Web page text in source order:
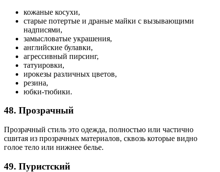
кожаные косухи,
старые потертые и драные майки с вызывающими
надписями,
замысловатые украшения,
английские булавки,
агрессивный пирсинг,
татуировки,
ирокезы различных цветов,
резина,
юбки-тюбики.
48. Прозрачный
Прозрачный стиль это одежда, полностью или частично
сшитая из прозрачных материалов, сквозь которые видно
голое тело или нижнее белье.
49. Пуристский